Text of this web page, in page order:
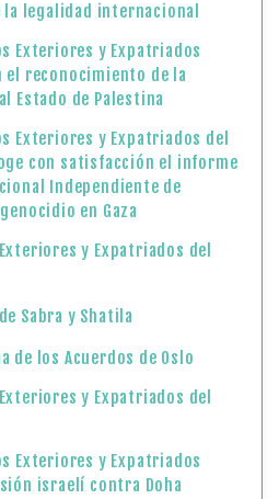
legalidad internacional
Exteriores y Expatriados
el reconocimiento de la
Estado de Palestina
Exteriores y Expatriados del
con satisfacción el informe
Independiente de
en Gaza
y Expatriados del
Sabra y Shatila
de los Acuerdos de Oslo
y Expatriados del
Exteriores y Expatriados
israelí contra Doha